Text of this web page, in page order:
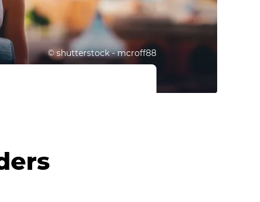
©shutterstock - mcroff88